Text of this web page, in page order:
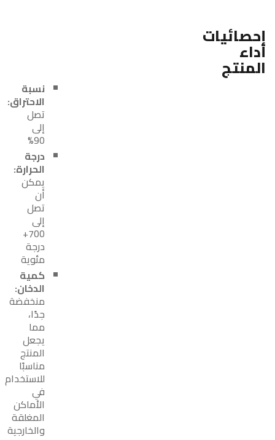
إحصائيات
أداء
المنتج
نسبة
الاحتراق:
تصل
إلى
90%
درجة
الحرارة:
يمكن
أن
تصل
إلى
700+
درجة
مئوية
كمية
الدخان:
منخفضة
جدًا،
مما
يجعل
المنتج
مناسبًا
للاستخدام
في
الأماكن
المغلقة
والخارجية